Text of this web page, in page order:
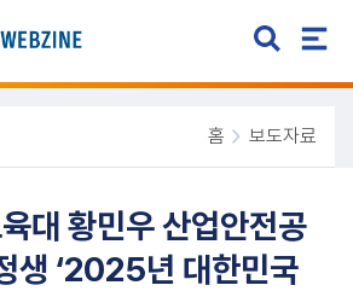
홈 보도자료
대 황민우 산업안전공
생 ‘2025년 대한민국